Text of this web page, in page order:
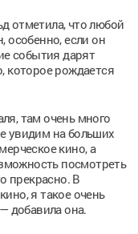
отметила, что любой
особенно, если он
события дарят
которое рождается
там очень много
увидим на больших
кино, а
посмотреть
прекрасно. В
я такое очень
добавила она.